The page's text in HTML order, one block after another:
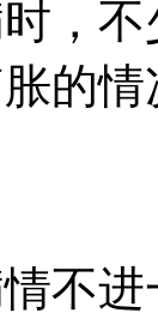
不
的
进